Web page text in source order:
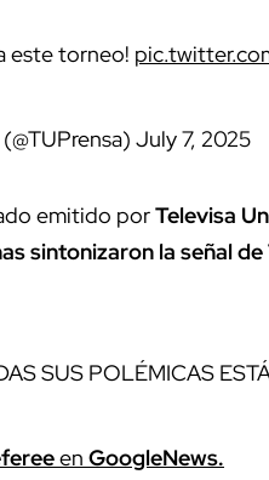
este torneo!
July 7, 2025
emitido porTelevisa
sintonizaron la señal de
SUS POLÉMICAS
en GoogleNews.